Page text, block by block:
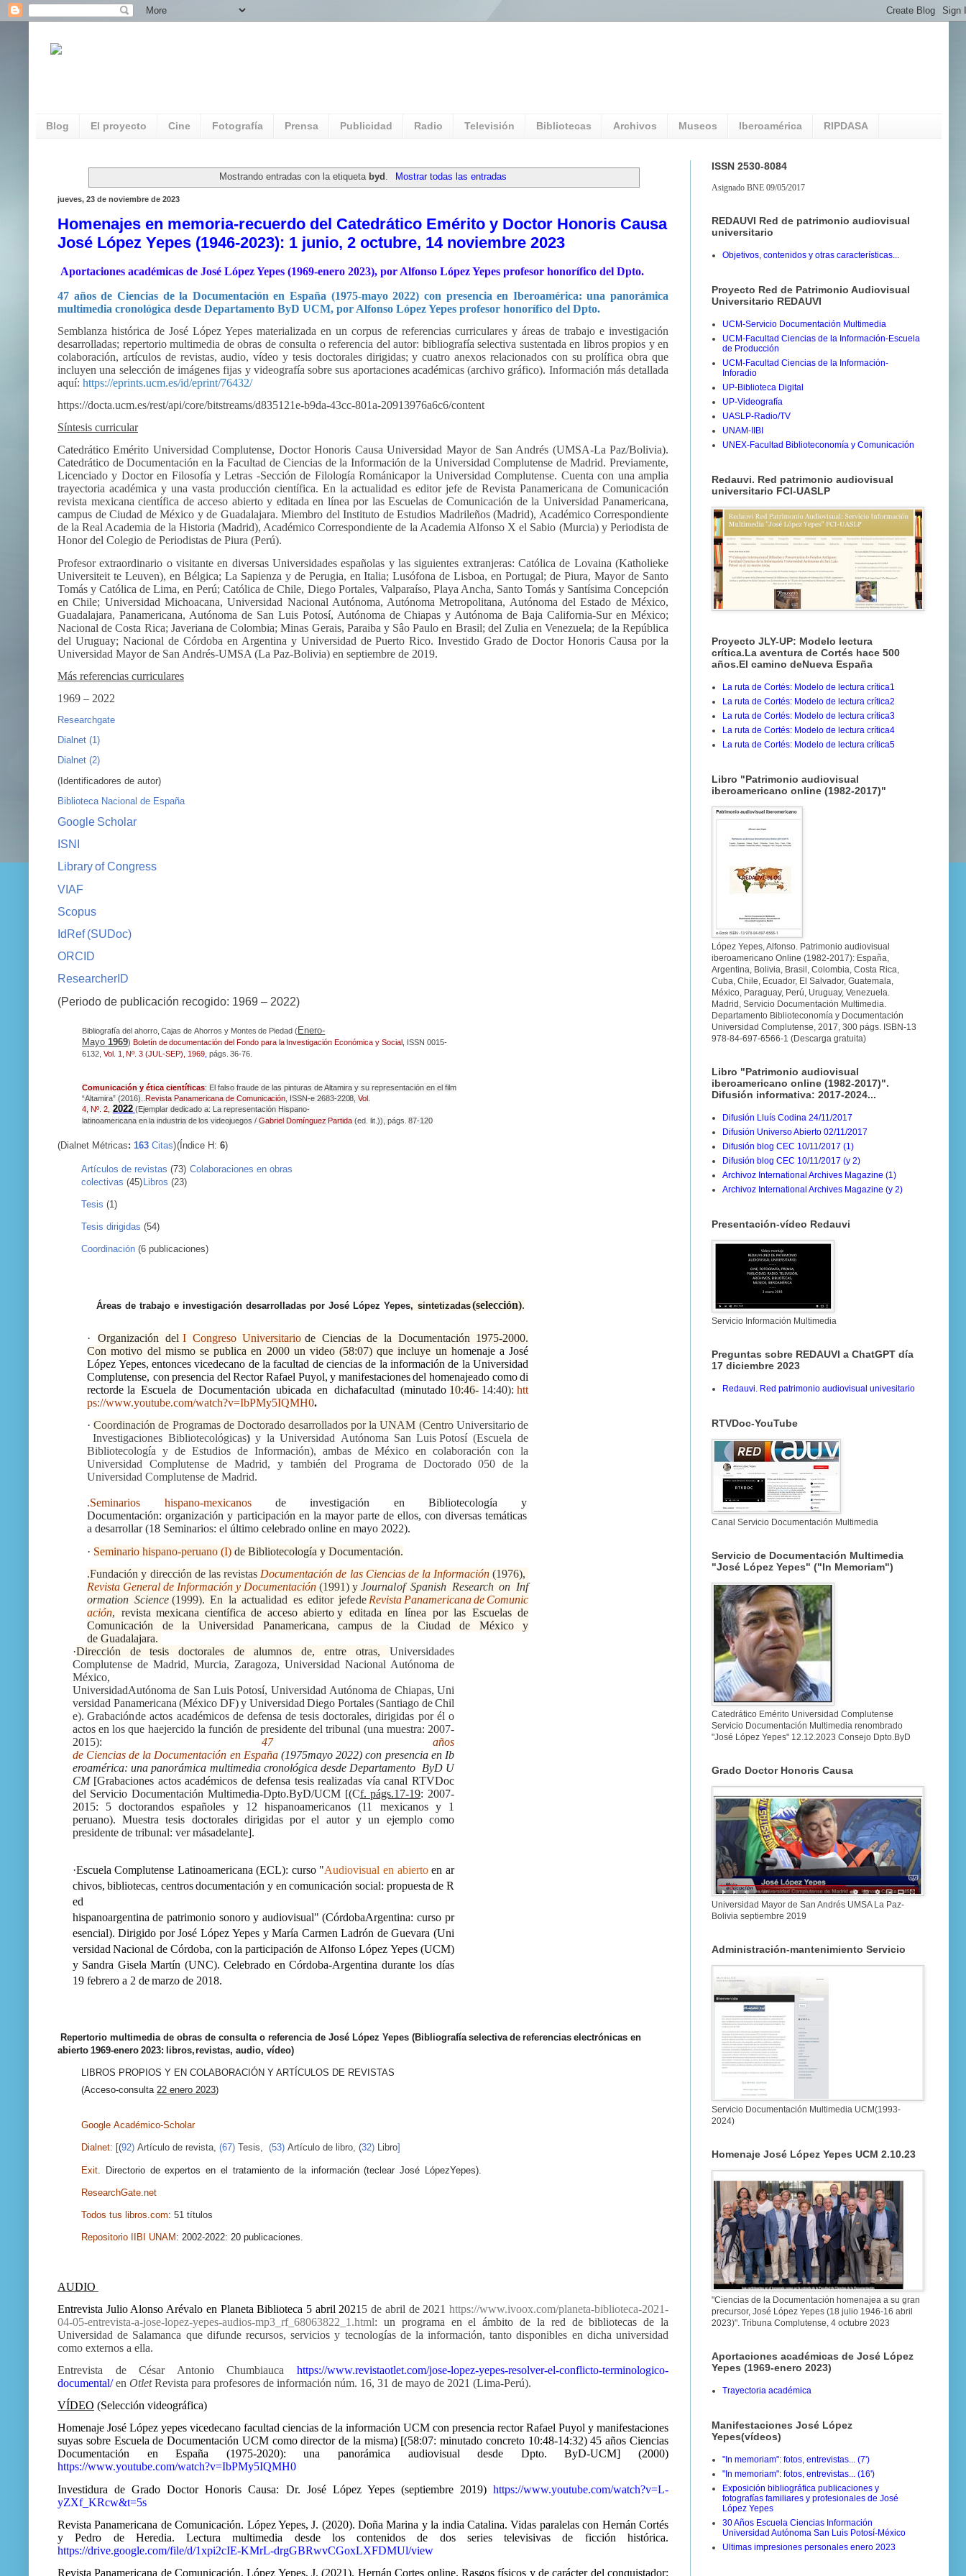
Blog El proyecto Cine Fotografía Prensa Publicidad Radio Televisión Bibliotecas Archivos Museos Iberoamérica RIPDASA
Mostrando entradas con la etiqueta byd Mostrar todas las entradas
jueves, 23 de noviembre de 2023
Homenajes en memoria-recuerdo del Catedrático Emérito y Doctor Honoris Causa
José López Yepes (1946-2023): 1 junio, 2 octubre, 14 noviembre 2023
Aportaciones académicas de José López Yepes (1969-enero 2023), por Alfonso López Yepes profesor honorífico del Dpto.
47 años de Ciencias de la Documentación en España (1975-mayo 2022) con presencia en Iberoamérica: una panorámica
multimedia cronológica desde Departamento ByD UCM, por Alfonso López Yepes profesor honorífico del Dpto.
Semblanza histórica de José López Yepes materializada en un corpus de referencias curriculares y áreas de trabajo e investigación
desarrolladas; repertorio multimedia de obras de consulta o referencia del autor: bibliografía selectiva sustentada en libros propios y en
colaboración, artículos de revistas, audio, vídeo y tesis doctorales dirigidas; y cuatro anexos relacionados con su prolífica obra que
incluyen una selección de imágenes fijas y videografía sobre sus aportaciones académicas (archivo gráfico). Información más detallada
aquí: https://eprints.ucm.es/id/eprint/76432/
https://docta.ucm.es/rest/api/core/bitstreams/d835121e-b9da-43cc-801a-20913976a6c6/content
Síntesis curricular
Catedrático Emérito Universidad Complutense, Doctor Honoris Causa Universidad Mayor de San Andrés (UMSA-La Paz/Bolivia).
Catedrático de Documentación en la Facultad de Ciencias de la Información de la Universidad Complutense de Madrid. Previamente,
Licenciado y Doctor en Filosofía y Letras -Sección de Filología Románicapor la Universidad Complutense. Cuenta con una amplia
trayectoria académica y una vasta producción científica. En la actualidad es editor jefe de Revista Panamericana de Comunicación
revista mexicana científica de acceso abierto y editada en línea por las Escuelas de Comunicación de la Universidad Panamericana,
campus de Ciudad de México y de Guadalajara. Miembro del Instituto de Estudios Madrileños (Madrid), Académico Correspondiente
de la Real Academia de la Historia (Madrid), Académico Correspondiente de la Academia Alfonso X el Sabio (Murcia) y Periodista de
Honor del Colegio de Periodistas de Piura (Perú).
Profesor extraordinario o visitante en diversas Universidades españolas y las siguientes extranjeras: Católica de Lovaina (Katholieke
Universiteit te Leuven), en Bélgica; La Sapienza y de Perugia, en Italia; Lusófona de Lisboa, en Portugal; de Piura, Mayor de Santo
Tomás y Católica de Lima, en Perú; Católica de Chile, Diego Portales, Valparaíso, Playa Ancha, Santo Tomás y Santísima Concepción
en Chile; Universidad Michoacana, Universidad Nacional Autónoma, Autónoma Metropolitana, Autónoma del Estado de México,
Guadalajara, Panamericana, Autónoma de San Luis Potosí, Autónoma de Chiapas y Autónoma de Baja California-Sur en México;
Nacional de Costa Rica; Javeriana de Colombia; Minas Gerais, Paraiba y Sâo Paulo en Brasil; del Zulia en Venezuela; de la República
del Uruguay; Nacional de Córdoba en Argentina y Universidad de Puerto Rico. Investido Grado de Doctor Honoris Causa por la
Universidad Mayor de San Andrés-UMSA (La Paz-Bolivia) en septiembre de 2019.
Más referencias curriculares
1969 – 2022
Researchgate
Dialnet (1)
Dialnet (2)
(Identificadores de autor)
Biblioteca Nacional de España
Google Scholar
ISNI
Library of Congress
VIAF
Scopus
IdRef (SUDoc)
ORCID
ResearcherID
(Periodo de publicación recogido: 1969 – 2022)
Bibliografía del ahorro, Cajas de Ahorros y Montes de Piedad (Enero-
Mayo 1969) Boletín de documentación del Fondo para la Investigación Económica y Social, ISSN 0015-
6132, Vol. 1, Nº. 3 (JUL-SEP), 1969, págs. 36-76.
Comunicación y ética científicas: El falso fraude de las pinturas de Altamira y su representación en el film
“Altamira” (2016).
Revista Panamericana de Comunicación ISSN-e 2683-2208,Vol.
4, Nº. 2, 2022 (Ejemplar dedicado a: La representación Hispano-
latinoamericana en la industria de los videojuegos / Gabriel Domínguez Partida (ed. lit. )), págs. 87-120
(Dialnet Métricas: 163 Citas)(Índice H: 6)
Artículos de revistas(73) Colaboraciones en obras
colectivas(45)Libros (23)
Tesis (1)
Tesis dirigidas (54)
Coordinación (6 publicaciones)
Áreas de trabajo e investigación desarrolladas por José López Yepes, sintetizadas(selección).
·Organización del I Congreso Universitario de Ciencias de la Documentación 1975-2000.
Con motivo del mismo se publica en 2000 un video (58:07) que incluye un homenaje a José
López Yepes, entonces vicedecano de la facultad de ciencias de la información de la Universidad
Complutense, con presencia del Rector Rafael Puyol, y manifestaciones del homenajeado como di
rectorde la Escuela de Documentación ubicada en dichafacultad (minutado 10:46- 14:40): htt
ps://www.youtube.com/watch?v=IbPMy5IQMH0.
·Coordinación de Programas de Doctorado desarrollados porlaUNAM (Centro Universitario de
Investigaciones Bibliotecológicas) y la Universidad Autónoma San Luis Potosí (Escuela de
Bibliotecología y de Estudios de Información), ambas de México en
colaboración con la
Universidad Complutense de Madrid, y también del Programa de
Doctorado 050 de
la
Universidad Complutense de Madrid.
.Seminarios hispano-mexicanos de investigación en Bibliotecología y
Documentación: organización y participación en la mayor parte de ellos, con diversas temáticas
a desarrollar (18 Seminarios: el último celebrado online en mayo 2022).
· Seminario hispano-peruano (I) de Bibliotecología y Documentación.
.Fundación y dirección de las revistas Documentación de las Ciencias de la Información (1976),
Revista General de Información y Documentación(1991) y Journalof Spanish Research on Inf
ormation Science (1999). En la actualidad es editor jefede Revista Panamericanade Comunic
ación, revista mexicana científica de acceso abierto y editada en línea por las Escuelas de
Comunicación de la Universidad Panamericana,
campus de la Ciudad de
México y
de Guadalajara.
·Dirección de tesis doctorales de alumnos de, entre otras, Universidades
Complutense de Madrid, Murcia, Zaragoza, Universidad Nacional Autónoma de
México,
UniversidadAutónoma de San Luis Potosí, Universidad Autónoma de Chiapas, Uni
versidad Panamericana (México DF) y Universidad Diego Portales (Santiago de Chil
e). Grabaciónde actos académicos de defensa de tesis doctorales, dirigidas por él o
actos en los que haejercido la función de presidente del tribunal (una muestra: 2007-
2015): 47 años
de Ciencias de la Documentación en España (1975mayo 2022) con presencia en Ib
eroamérica: una panorámica multimedia cronológica desde Departamento ByD U
CM [Grabaciones actos académicos de defensa tesis realizadas vía canal RTVDoc
del Servicio Documentación Multimedia-Dpto.ByD/UCM [(Cf. págs.17-19: 2007-
2015: 5
doctorandos españoles y 12 hispanoamericanos (11 mexicanos y 1
peruano). Muestra
tesis doctorales dirigidas por el autor y un ejemplo como
presidente de tribunal: ver másadelante].
·Escuela Complutense Latinoamericana (ECL): curso "Audiovisual en abierto en ar
chivos, bibliotecas, centros documentación y en comunicación social: propuesta de R
ed
hispanoargentina de patrimonio sonoro y audiovisual" (CórdobaArgentina: curso pr
esencial). Dirigido por José López Yepes y María Carmen Ladrón de Guevara (Uni
versidad Nacional de Córdoba, con la participación de Alfonso López Yepes (UCM)
y Sandra Gisela Martín (UNC). Celebrado en Córdoba-Argentina durante los días
19 febrero a 2 de marzo de 2018.
Repertorio multimedia de obras de consulta o referencia de José López Yepes (Bibliografía selectiva de referencias electrónicas en
abierto 1969-enero 2023: libros,revistas, audio, vídeo)
LIBROS PROPIOS Y EN COLABORACIÓN Y ARTÍCULOS DE REVISTAS
(Acceso-consulta 22 enero 2023)
Google Académico-Scholar
Dialnet: [(92) Artículo de revista,(67) Tesis, (53) Artículo de libro, (32) Libro]
Exit Directorio de expertos en el tratamiento de la información (teclear José LópezYepes).
ResearchGate.net
Todos tus libros.com: 51 títulos
Repositorio IIBI UNAM : 2002-2022: 20 publicaciones.
AUDIO
Entrevista Julio Alonso Arévalo en Planeta Biblioteca 5 abril 2021 5 de abril de 2021https://www.ivoox.com/planeta-biblioteca-2021-
04-05-entrevista-a-jose-lopez-yepes-audios-mp3_rf_68063822_1.html: un programa en el ámbito de la red de bibliotecas de la
Universidad de Salamanca que difunde recursos, servicios y tecnologías de la información, tanto disponibles en dicha universidad
como externos a ella.
Entrevista de César Antonio Chumbiauca https://www.revistaotlet.com/jose-lopez-yepes-resolver-el-conflicto-terminologico-
documental/en OtletRevista para profesores de información núm. 16, 31 de mayo de 2021 (Lima-Perú).
VÍDEO (Selección videográfica)
Homenaje José López yepes vicedecano facultad ciencias de la información UCM con presencia rector Rafael Puyol y manifestaciones
suyas sobre Escuela de Documentación UCM como director de la misma) [(58:07: minutado concreto 10:48-14:32) 45 años Ciencias
Documentación en España (1975-2020): una panorámica audiovisual desde Dpto. ByD-UCM] (2000)
https://www.youtube.com/watch?v=IbPMy5IQMH0
Investidura de Grado Doctor Honoris Causa: Dr. José López Yepes (septiembre 2019) https://www.youtube.com/watch?v=L-
yZXf_KRcw&t=5s
Revista Panamericana de Comunicación. López Yepes, J. (2020). Doña Marina y la india Catalina. Vidas paralelas con Hernán Cortés
y Pedro de Heredia. Lectura multimedia desde los contenidos de dos series televisivas de ficción histórica.
https://drive.google.com/file/d/1xpi2cIE-KMrL-drgGBRwvCGoxLXFDMUl/view
Revista Panamericana de Comunicación. López Yepes, J. (2021). Hernán Cortes online. Rasgos físicos y de carácter del conquistador:
ISSN 2530-8084
Asignado BNE 09/05/2017
REDAUVI Red de patrimonio audiovisual
universitario
Objetivos, contenidos y otras características...
Proyecto Red de Patrimonio Audiovisual
Universitario REDAUVI
UCM-Servicio Documentación Multimedia
UCM-Facultad Ciencias de la Información-Escuela
de Producción
UCM-Facultad Ciencias de la Información-
Inforadio
UP-Biblioteca Digital
UP-Videografía
UASLP-Radio/TV
UNAM-IIBI
UNEX-Facultad Biblioteconomía y Comunicación
Redauvi. Red patrimonio audiovisual
universitario FCI-UASLP
Proyecto JLY-UP: Modelo lectura
crítica.La aventura de Cortés hace 500
años.El camino deNueva España
La ruta de Cortés: Modelo de lectura crítica1
La ruta de Cortés: Modelo de lectura crítica2
La ruta de Cortés: Modelo de lectura crítica3
La ruta de Cortés: Modelo de lectura crítica4
La ruta de Cortés: Modelo de lectura crítica5
Libro "Patrimonio audiovisual
iberoamericano online (1982-2017)"
López Yepes, Alfonso. Patrimonio audiovisual
iberoamericano Online (1982-2017): España,
Argentina, Bolivia, Brasil, Colombia, Costa Rica,
Cuba, Chile, Ecuador, El Salvador, Guatemala,
México, Paraguay, Perú, Uruguay, Venezuela.
Madrid, Servicio Documentación Multimedia.
Departamento Biblioteconomía y Documentación
Universidad Complutense, 2017, 300 págs. ISBN-13
978-84-697-6566-1 (Descarga gratuita)
Libro "Patrimonio audiovisual
iberoamericano online (1982-2017)".
Difusión informativa: 2017-2024...
Difusión Lluís Codina 24/11/2017
Difusión Universo Abierto 02/11/2017
Difusión blog CEC 10/11/2017 (1)
Difusión blog CEC 10/11/2017 (y 2)
Archivoz International Archives Magazine (1)
Archivoz International Archives Magazine (y 2)
Presentación-vídeo Redauvi
Servicio Información Multimedia
Preguntas sobre REDAUVI a ChatGPT día
17 diciembre 2023
Redauvi. Red patrimonio audiovisual univesitario
RTVDoc-YouTube
Canal Servicio Documentación Multimedia
Servicio de Documentación Multimedia
"José López Yepes" ("In Memoriam")
Catedrático Emérito Universidad Complutense
Servicio Documentación Multimedia renombrado
"José López Yepes" 12.12.2023 Consejo Dpto.ByD
Grado Doctor Honoris Causa
Universidad Mayor de San Andrés UMSA La Paz-
Bolivia septiembre 2019
Administración-mantenimiento Servicio
Servicio Documentación Multimedia UCM(1993-
2024)
Homenaje José López Yepes UCM 2.10.23
"Ciencias de la Documentación homenajea a su gran
precursor, José López Yepes (18 julio 1946-16 abril
2023)". Tribuna Complutense, 4 octubre 2023
Aportaciones académicas de José López
Yepes (1969-enero 2023)
Trayectoria académica
Manifestaciones José López
Yepes(vídeos)
"In memoriam": fotos, entrevistas... (7')
"In memoriam": fotos, entrevistas... (16')
Exposición bibliográfica publicaciones y
fotografías familiares y profesionales de José
López Yepes
30 Años Escuela Ciencias Información
Universidad Autónoma San Luis Potosí-México
Ultimas impresiones personales enero 2023